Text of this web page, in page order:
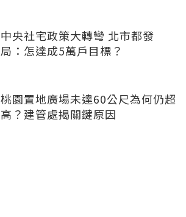
中央社宅政策大轉彎 北市都發
局：怎達成5萬戶目標？
桃園置地廣場未達60公尺為何仍超
高？建管處揭關鍵原因